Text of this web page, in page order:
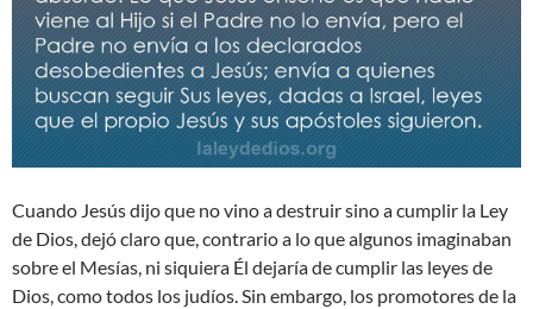
Cuando Jesús dijo que no vino a destruir sino a cumplir la Ley
de Dios, dejó claro que, contrario a lo que algunos imaginaban
sobre el Mesías, ni siquiera Él dejaría de cumplir las leyes de
Dios, como todos los judíos. Sin embargo, los promotores de la